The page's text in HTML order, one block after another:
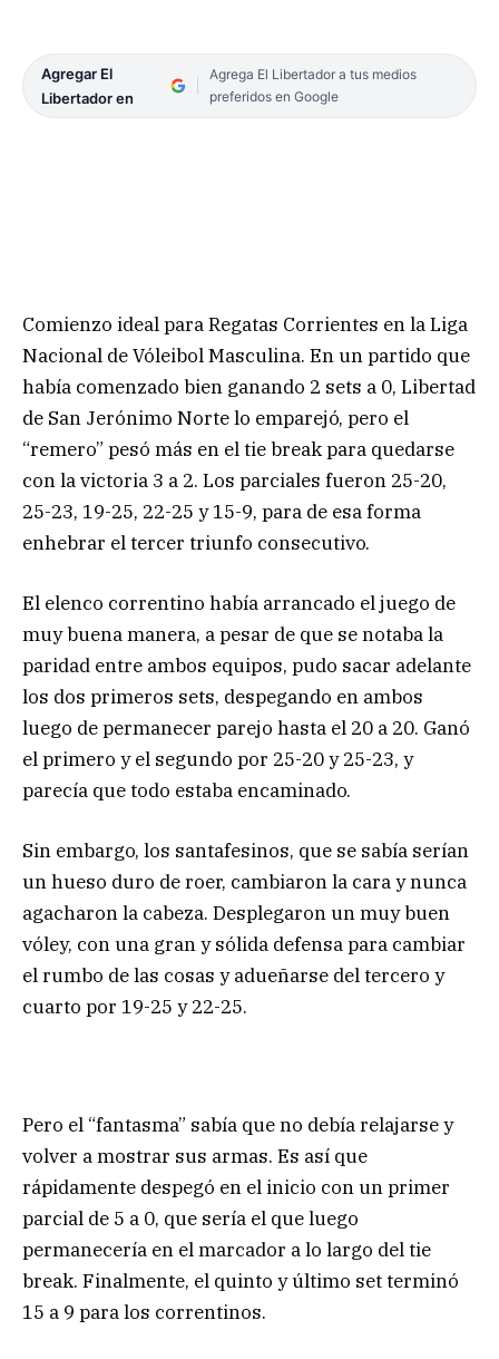
Agregar El
Libertador en
Agrega El Libertador a tus medios
preferidos en Google
Comienzo ideal para Regatas Corrientes en la Liga
Nacional de Vóleibol Masculina. En un partido que
había comenzado bien ganando 2 sets a 0, Libertad
de San Jerónimo Norte lo emparejó, pero el
“remero” pesó más en el tie break para quedarse
con la victoria 3 a 2. Los parciales fueron 25-20,
25-23, 19-25, 22-25 y 15-9, para de esa forma
enhebrar el tercer triunfo consecutivo.
El elenco correntino había arrancado el juego de
muy buena manera, a pesar de que se notaba la
paridad entre ambos equipos, pudo sacar adelante
los dos primeros sets, despegando en ambos
luego de permanecer parejo hasta el 20 a 20. Ganó
el primero y el segundo por 25-20 y 25-23, y
parecía que todo estaba encaminado.
Sin embargo, los santafesinos, que se sabía serían
un hueso duro de roer, cambiaron la cara y nunca
agacharon la cabeza. Desplegaron un muy buen
vóley, con una gran y sólida defensa para cambiar
el rumbo de las cosas y adueñarse del tercero y
cuarto por 19-25 y 22-25.
Pero el “fantasma” sabía que no debía relajarse y
volver a mostrar sus armas. Es así que
rápidamente despegó en el inicio con un primer
parcial de 5 a 0, que sería el que luego
permanecería en el marcador a lo largo del tie
break. Finalmente, el quinto y último set terminó
15 a 9 para los correntinos.